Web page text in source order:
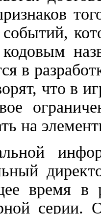
в
что в
на
время в
серии.